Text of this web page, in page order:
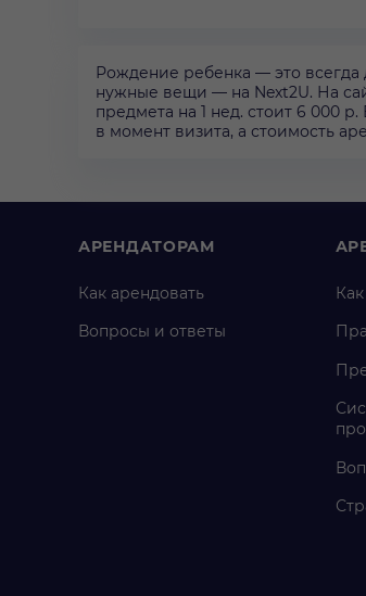
Рождение ребенка — это всегда
нужные вещи — на Next2U. На
предмета на 1 нед. стоит 6 000
в момент визита, а стоимость
АРЕНДАТОРАМ
Как арендовать
Вопросы и ответы